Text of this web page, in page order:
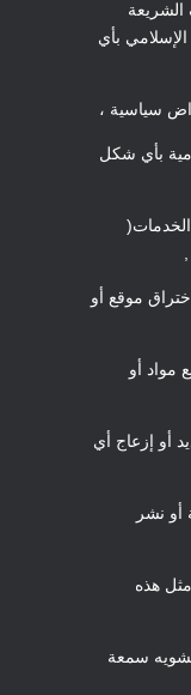
بأي
سياسية ،
بأي شكل
موقع أو
مواد أو
أو إزعاج أي
أو نشر
هذه
تشويه سمعة